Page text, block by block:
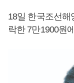
18일 한국조선해
락한 7만1900원